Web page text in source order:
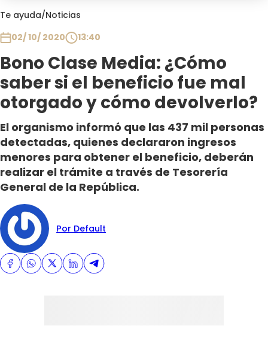
Te ayuda/Noticias
02/ 10/ 2020
13:40
Bono Clase Media: ¿Cómo
saber si el beneficio fue mal
otorgado y cómo devolverlo?
El organismo informó que las 437 mil personas
detectadas, quienes declararon ingresos
menores para obtener el beneficio, deberán
realizar el trámite a través de Tesorería
General de la República.
Por Default
Club De La Comedia
Plan Perfecto
El Tiempo
Sabingo
Todos Los Programas